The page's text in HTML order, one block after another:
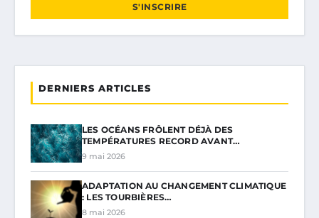
S'INSCRIRE
DERNIERS ARTICLES
LES OCÉANS FRÔLENT DÉJÀ DES
TEMPÉRATURES RECORD AVANT…
9 mai 2026
ADAPTATION AU CHANGEMENT CLIMATIQUE
: LES TOURBIÈRES…
8 mai 2026